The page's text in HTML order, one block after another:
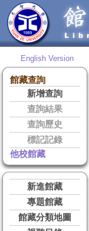
English Version
館藏查詢
新增查詢
查詢結果
查詢歷史
標記記錄
他校館藏
新進館藏
專題館藏
館藏分類地圖